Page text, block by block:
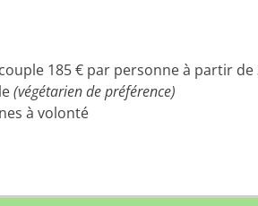
185 € par personne à partir
(végétarien de préférence)
à volonté